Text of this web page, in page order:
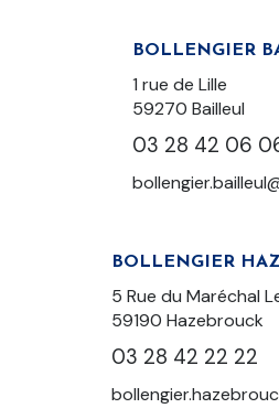
BOLLENGIER
1 rue de Lille
59270 Bailleul
03 28 42 06
BOLLENGIER
5 Rue du Maréchal
59190 Hazebrouck
03 28 42 22 22